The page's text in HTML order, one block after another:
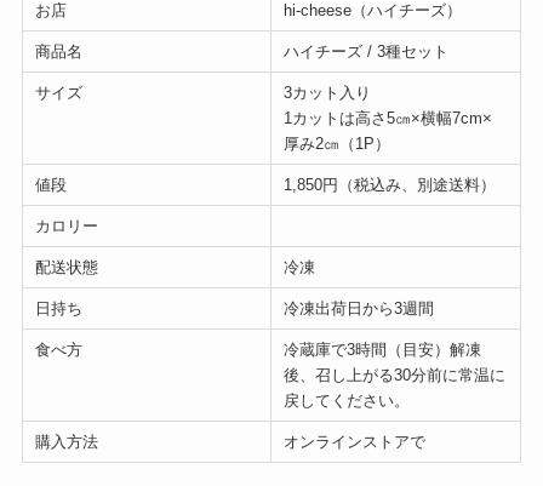
お店 hi-cheese（ハイチーズ）
商品名 ハイチーズ / 3種セット
サイズ
3カット入り
1カットは高さ5㎝×横幅7cm×
厚み2㎝（1P）
値段 1,850円（税込み、別途送料）
カロリー
配送状態 冷凍
日持ち 冷凍出荷日から3週間
食べ方
冷蔵庫で3時間（目安）解凍
後、召し上がる30分前に常温に
戻してください。
購入方法 オンラインストアで